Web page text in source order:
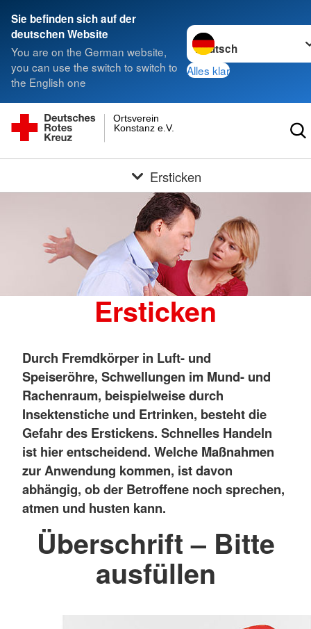
Sie befinden sich auf der
deutschen Website
You are on the German website,
you can use the switch to switch to
the English one
Sprache wechseln zu
Alles klar
Konstanz e.V.
Ortsverein
Ersticken
Ersticken
Durch Fremdkörper in Luft- und
Speiseröhre, Schwellungen im Mund- und
Rachenraum, beispielweise durch
Insektenstiche und Ertrinken, besteht die
Gefahr des Erstickens. Schnelles Handeln
ist hier entscheidend. Welche Maßnahmen
zur Anwendung kommen, ist davon
abhängig, ob der Betroffene noch sprechen,
atmen und husten kann.
Überschrift – Bitte
ausfüllen